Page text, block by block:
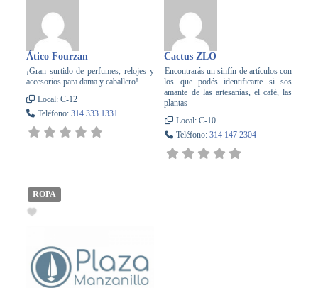
Ático Fourzan
¡Gran surtido de perfumes, relojes y
accesorios para dama y caballero!
Local:C-12
Teléfono:314 333 1331
Cactus ZLO
Encontrarás un sinfín de artículos con
los que podés identificarte si sos
amante de las artesanías, el café, las
plantas
Local: C-10
Teléfono: 314 147 2304
ROPA